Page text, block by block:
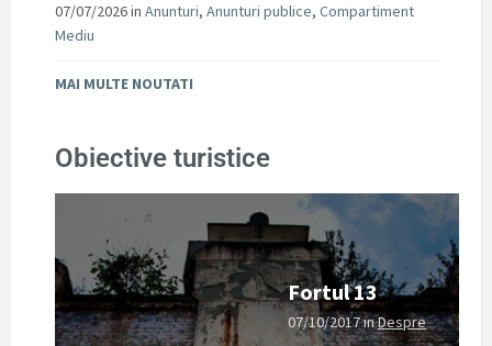
07/07/2026in Anunturi, Anunturi publice, Compartiment
Mediu
MAI MULTE NOUTATI
Obiective turistice
Fortul 13
07/10/2017inDespre